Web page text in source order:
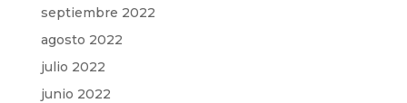
septiembre 2022
agosto 2022
julio 2022
junio 2022